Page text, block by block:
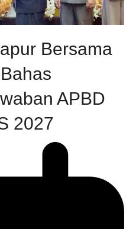
Bersama
APBD
2027